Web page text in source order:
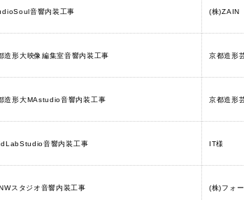
音響内装工事 (株)ZAIN
造形大映像編集室音響内装工事 京都造形
造形大MAstudio音響内装工事 京都造形
音響内装工事 IT様
スタジオ音響内装工事 (株)フォ